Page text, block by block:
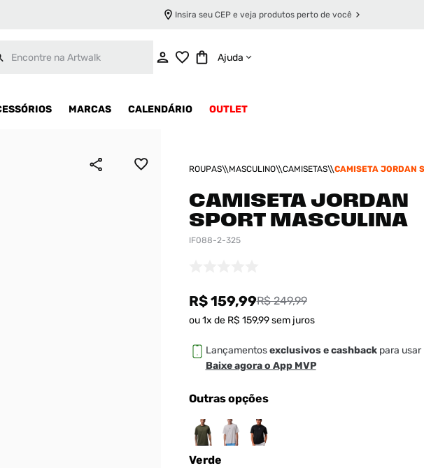
Insira seu CEP e veja produtos perto de você
Ajuda
MARCAS CALENDÁRIO OUTLET
ROUPAS MASCULINO CAMISETAS
CAMISETA JORDAN
CAMISETA JORDAN
SPORT MASCULINA
IF088-2-325
R$ 159,99R$ 249,99
ou1x de R$ 159,99sem juros
Lançamentosexclusivos e cashbackpara usar
Baixe agora o App MVP
Outras opções
Verde